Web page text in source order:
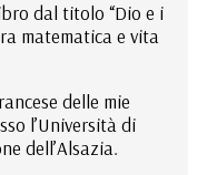
dal titolo “Dio e i
matematica e vita
delle mie
l’Università di
dell’Alsazia.